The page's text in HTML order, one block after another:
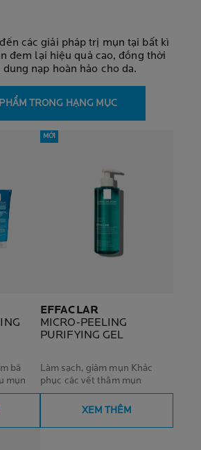
các giải pháp trị mụn tại bất kì
đem lại hiệu quả cao, đồng thời
nạp hoàn hảo cho da.
TRONG HẠNG MỤC
bã
mụn
MỚI
EFFACLAR
MICRO-PEELING
PURIFYING GEL
Làm sạch, giảm mụn Khắc
phục các vết thâm mụn
XEM THÊM